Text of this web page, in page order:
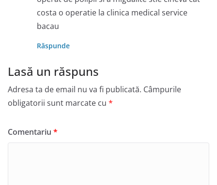
costa o operatie la clinica medical service
bacau
Răspunde
Lasă un răspuns
Adresa ta de email nu va fi publicată. Câmpurile
obligatorii sunt marcate cu *
Comentariu *